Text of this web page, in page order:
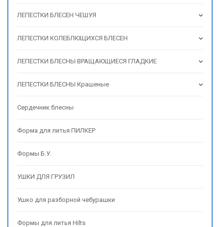
ЛЕПЕСТКИ БЛЕСЕН ЧЕШУЯ
ЛЕПЕСТКИ КОЛЕБЛЮЩИХСЯ БЛЕСЕН
ЛЕПЕСТКИ БЛЕСНЫ ВРАЩАЮЩИЕСЯ ГЛАДКИЕ
ЛЕПЕСТКИ БЛЕСНЫ Крашеные
Сердечник блесны
Форма для литья ПИЛКЕР
Формы Б.У.
УШКИ ДЛЯ ГРУЗИЛ
Ушко для разборной чебурашки
Формы для литья Hilts